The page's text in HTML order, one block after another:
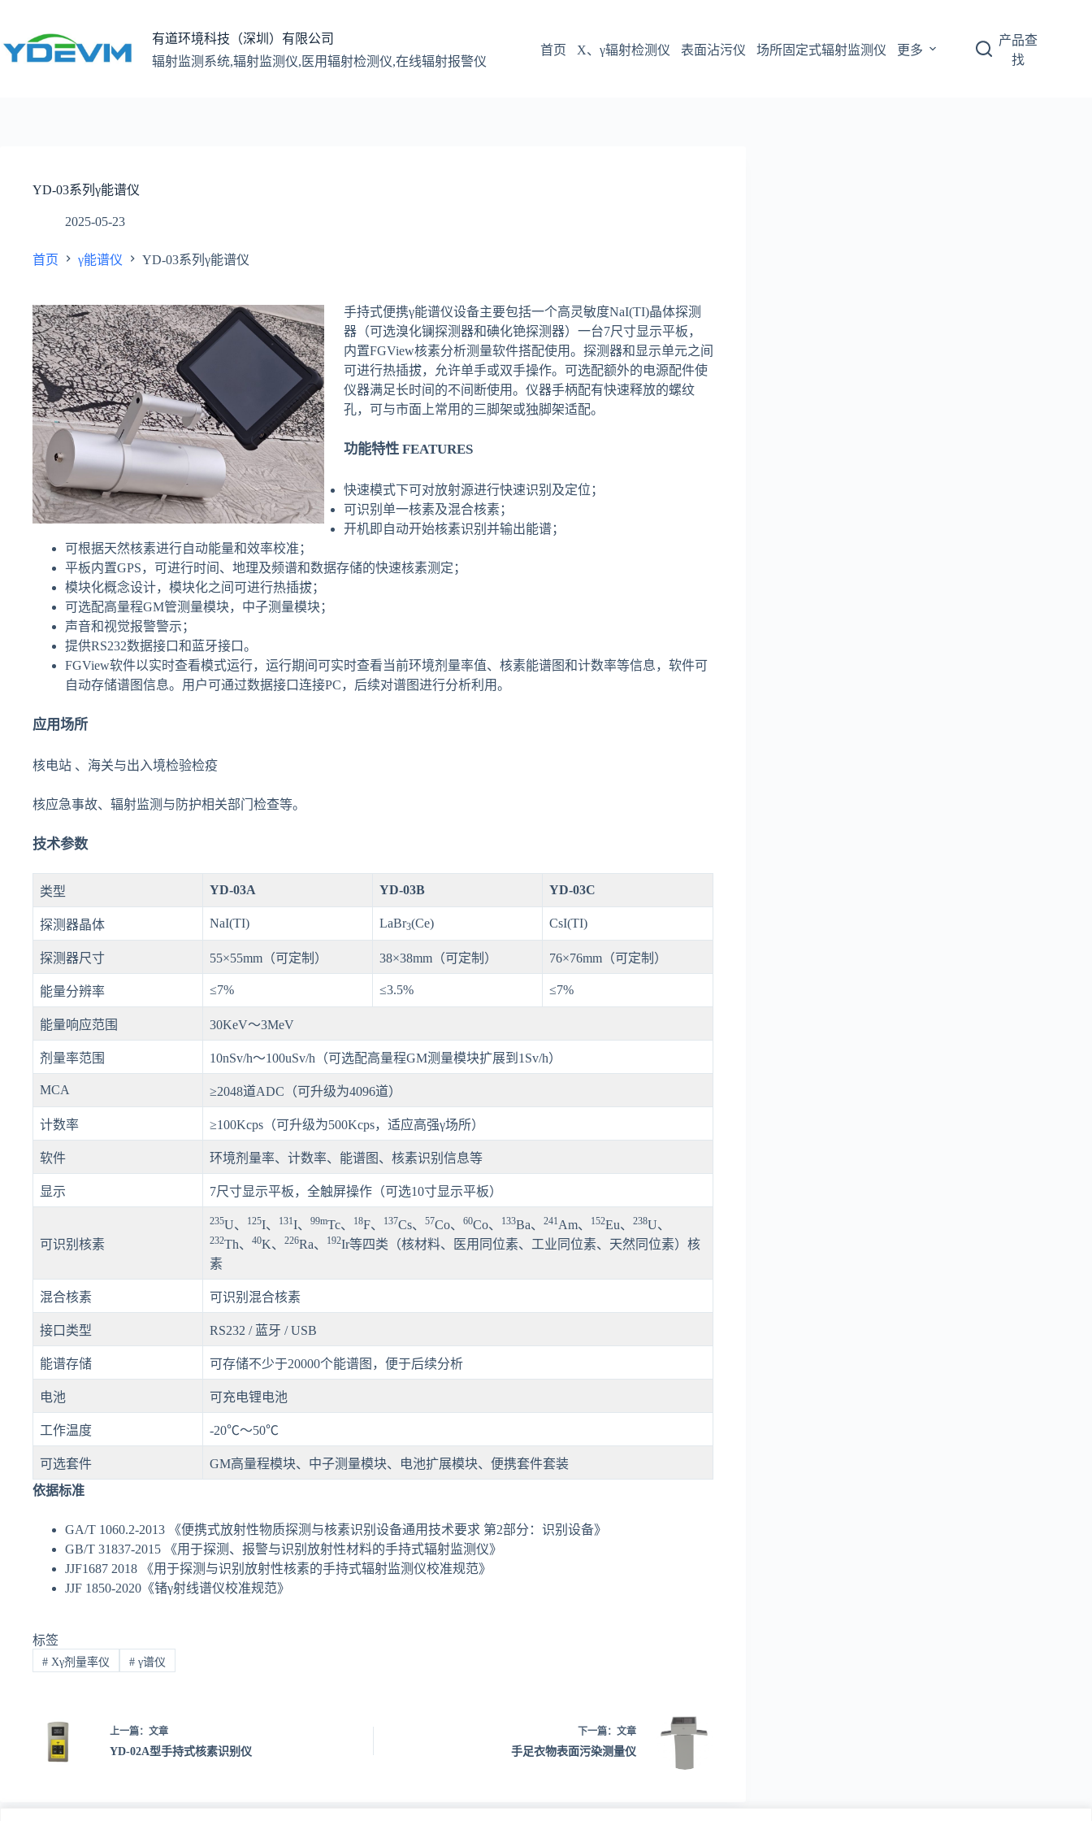
内
有道环境科技（深圳）有限公司
辐射监测系统,辐射监测仪,医用辐射检测仪,在线辐射报警仪
首页 X、γ辐射检测仪 表面沾污仪 场所固定式辐射监测仪 更多
产品查
找
YD-03系列γ能谱仪
2025-05-23
首页 γ能谱仪 YD-03系列γ能谱仪
手持式便携γ能谱仪设备主要包括一个高灵敏度NaI(TI)晶体探测
器（可选溴化镧探测器和碘化铯探测器）一台7尺寸显示平板，
内置FGView核素分析测量软件搭配使用。探测器和显示单元之间
可进行热插拔，允许单手或双手操作。可选配额外的电源配件使
仪器满足长时间的不间断使用。仪器手柄配有快速释放的螺纹
孔，可与市面上常用的三脚架或独脚架适配。
功能特性 FEATURES
快速模式下可对放射源进行快速识别及定位；
可识别单一核素及混合核素；
开机即自动开始核素识别并输出能谱；
可根据天然核素进行自动能量和效率校准；
平板内置GPS，可进行时间、地理及频谱和数据存储的快速核素测定；
模块化概念设计，模块化之间可进行热插拔；
可选配高量程GM管测量模块，中子测量模块；
声音和视觉报警警示；
提供RS232数据接口和蓝牙接口。
FGView软件以实时查看模式运行，运行期间可实时查看当前环境剂量率值、核素能谱图和计数率等信息，软件可
自动存储谱图信息。用户可通过数据接口连接PC，后续对谱图进行分析利用。
应用场所
核电站 、海关与出入境检验检疫
核应急事故、辐射监测与防护相关部门检查等。
技术参数
类型 YD-03A YD-03B YD-03C
探测器晶体 NaI(TI) LaBr3(Ce) CsI(TI)
探测器尺寸 55×55mm（可定制） 38×38mm（可定制） 76×76mm（可定制）
能量分辨率 ≤7% ≤3.5% ≤7%
能量响应范围 30KeV～3MeV
剂量率范围 10nSv/h～100uSv/h（可选配高量程GM测量模块扩展到1Sv/h）
MCA ≥2048道ADC（可升级为4096道）
计数率 ≥100Kcps（可升级为500Kcps，适应高强γ场所）
软件 环境剂量率、计数率、能谱图、核素识别信息等
显示 7尺寸显示平板，全触屏操作（可选10寸显示平板）
可识别核素
235U、 125I、 131I、 99mTc、 18F、 137Cs、 57Co、 60Co、 133Ba、 241Am、 152Eu、 238U、
232Th、 40K、 226Ra、 192Ir等四类（核材料、医用同位素、工业同位素、天然同位素）核
素
混合核素 可识别混合核素
接口类型 RS232 / 蓝牙 / USB
能谱存储 可存储不少于20000个能谱图，便于后续分析
电池 可充电锂电池
工作温度 -20℃～50℃
可选套件
GM高量程模块、中子测量模块、电池扩展模块、便携套件套装
依据标准
GA/T 1060.2-2013 《便携式放射性物质探测与核素识别设备通用技术要求 第2部分：识别设备》
GB/T 31837-2015 《用于探测、报警与识别放射性材料的手持式辐射监测仪》
JJF1687 2018 《用于探测与识别放射性核素的手持式辐射监测仪校准规范》
JJF 1850-2020《锗γ射线谱仪校准规范》
标签
#Xγ剂量率仪 #γ谱仪
上一篇： 文章
YD-02A型手持式核素识别仪
下一篇： 文章
手足衣物表面污染测量仪